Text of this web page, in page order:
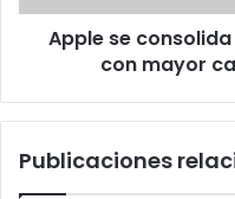
mayor
capitalización
Apple se
con mayor
Publicaciones